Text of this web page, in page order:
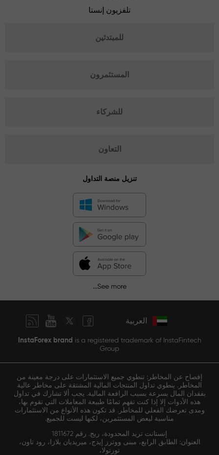
تلفزيون إنستا
للمبتدئين
المستثمرون
للشركاء
التعاون
تنزيل منصة التداول
See more...
العربية
InstaForex brand is a registered trademark of InstaFintech
Group
إفصاح عن المخاطر: تنطوي جميع الاستثمارات على درجة معينة من
المخاطر. ينطوي تداول المنتجات المالية المشتقة على مخاطر عالية
بفقدان المال بسرعة بسبب الرافعة المالية. يجب ألا تشارك في تداول
هذه الأدوات إلا إذا كنت تفهم تمامًا طبيعة المعاملات التي تقوم بها،
ومدى تعرضك الفعلي للمخاطر. قد تكون هذه الأنواع من الاستثمارات
مناسبة لبعض المستثمرين، لكنها ليست للجميع.
إنستانت تريد المحدودة، ريج. رقم 1811672
العنوان: الطابق الرابع، مبنى ووترز إيدج، ميريديان بلازا، رود تاون،
تورتولا،